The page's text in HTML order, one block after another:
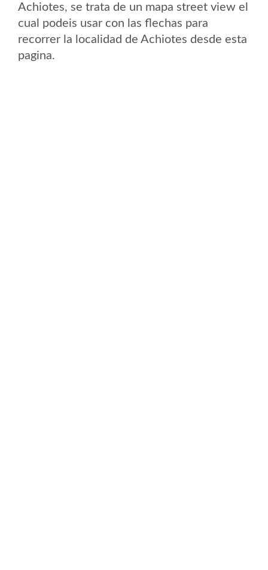
Achiotes, se trata de un mapa street view el
cual podeis usar con las flechas para
recorrer la localidad de Achiotes desde esta
pagina.